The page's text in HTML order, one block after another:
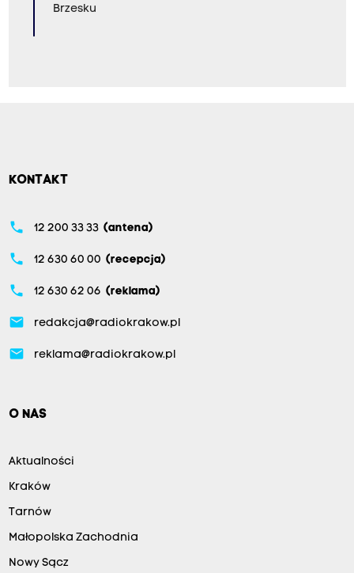
Brzesku
KONTAKT
phone 12 200 33 33 (antena)
phone 12 630 60 00 (recepcja)
phone 12 630 62 06 (reklama)
email redakcja@radiokrakow.pl
email reklama@radiokrakow.pl
O NAS
Aktualności
Kraków
Tarnów
Małopolska Zachodnia
Nowy Sącz